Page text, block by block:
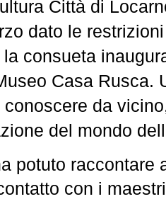
Città di
dato le
consueta
Casa Rusca.
conoscere da
del mondo
potuto raccontare
con i